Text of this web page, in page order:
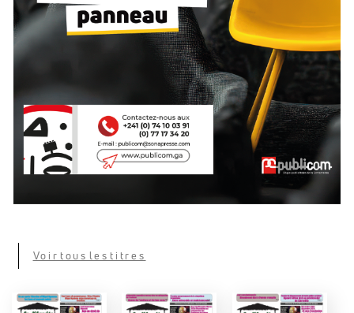
Voir tous les titres